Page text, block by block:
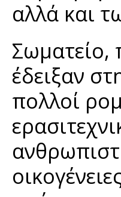
αλλά και
Σωματείο,
έδειξαν
πολλοί